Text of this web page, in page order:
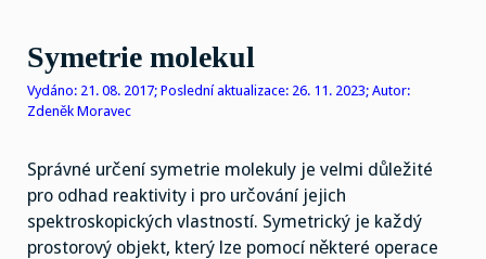
Symetrie molekul
Vydáno: 21. 08. 2017; Poslední aktualizace: 26. 11. 2023; Autor:
Zdeněk Moravec
Správné určení symetrie molekuly je velmi důležité
pro odhad reaktivity i pro určování jejich
spektroskopických vlastností. Symetrický je každý
prostorový objekt, který lze pomocí některé operace